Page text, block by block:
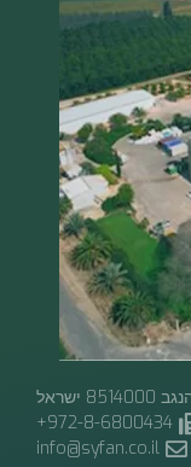
ישראל
972-8-6800434+
info@syfan.co.il